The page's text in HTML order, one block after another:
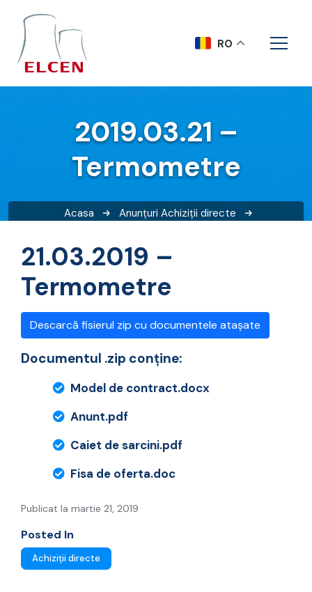
2019.03.21 –
Termometre
Acasa Anunțuri Achiziții directe
21.03.2019 –
Termometre
Descarcă fisierul zip cu documentele atașate
Documentul .zip conține:
Model de contract.docx
Anunt.pdf
Caiet de sarcini.pdf
Fisa de oferta.doc
Publicat la martie 21, 2019
Posted In
Achiziții directe
RO